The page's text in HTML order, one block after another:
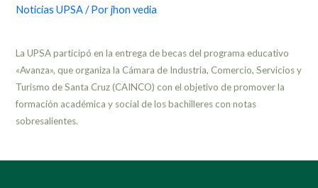
Noticias UPSA/ Porjhon vedia
La UPSA participó en la entrega de becas del programa educativo
«Avanza», que organiza la Cámara de Industria, Comercio, Servicios y
Turismo de Santa Cruz (CAINCO) con el objetivo de promover la
formación académica y social de los bachilleres con notas
sobresalientes.